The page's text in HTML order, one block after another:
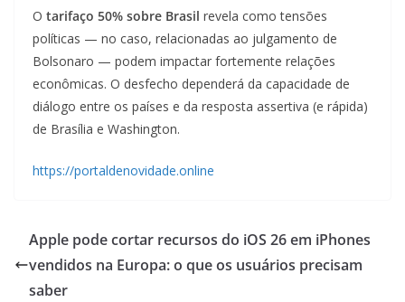
O tarifaço 50% sobre Brasil revela como tensões
políticas — no caso, relacionadas ao julgamento de
Bolsonaro — podem impactar fortemente relações
econômicas. O desfecho dependerá da capacidade de
diálogo entre os países e da resposta assertiva (e rápida)
de Brasília e Washington.
https://portaldenovidade.online
Apple pode cortar recursos do iOS 26 em iPhones
vendidos na Europa: o que os usuários precisam
saber